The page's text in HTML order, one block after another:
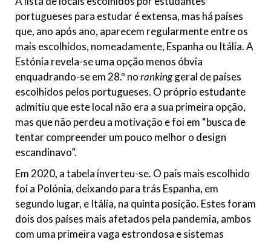
portugueses para estudar é extensa, mas há países
que, ano após ano, aparecem regularmente entre os
mais escolhidos, nomeadamente, Espanha ou Itália. A
Estónia revela-se uma opção menos óbvia
enquadrando-se em 28.º norankinggeral de países
escolhidos pelos portugueses. O próprio estudante
admitiu que este local não era a sua primeira opção,
mas que não perdeu a motivação e foi em “busca de
tentar compreender um pouco melhor o design
escandinavo”.
Em 2020, a tabela inverteu-se. O país mais escolhido
foi a Polónia, deixando para trás Espanha, em
segundo lugar, e Itália, na quinta posição. Estes foram
dois dos países mais afetados pela pandemia, ambos
com uma primeira vaga estrondosa e sistemas